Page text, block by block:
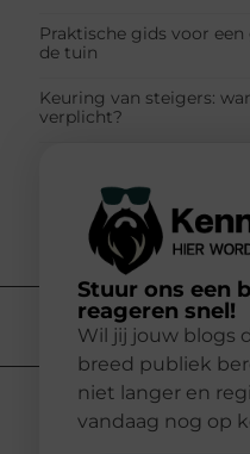
Praktische gids voor
de tuin
Keuring van steigers:
verplicht?
Stuur ons een
reageren snel!
Wil jij jouw blogs
breed publiek
niet langer en
vandaag nog op